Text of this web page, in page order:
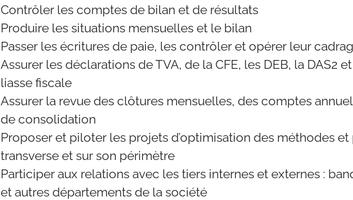
Contrôler les comptes de bilan et de résultats
Produire les situations mensuelles et le bilan
Passer les écritures de paie, les contrôler et opérer leur
Assurer les déclarations de TVA, de la CFE, les DEB, la DAS2
liasse fiscale
Assurer la revue des clôtures mensuelles, des comptes
de consolidation
Proposer et piloter les projets d’optimisation des méthodes et
transverse et sur son périmètre
Participer aux relations avec les tiers internes et externes :
et autres départements de la société